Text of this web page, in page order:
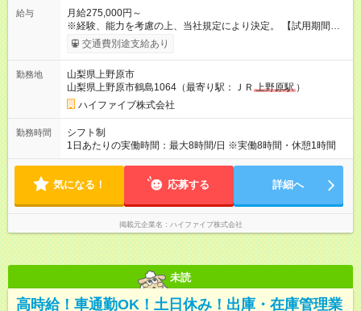
給与
月給275,000円～
※経験、能力を考慮の上、当社規定により決定。 【試用期間】
試用期間あり 試用期間の長さ：3ヶ月 雇用形態、給与は本採用
時と同じです。
交通費別途支給あり
勤務地
山梨県上野原市
山梨県上野原市鶴島1064（最寄り駅：ＪＲ 上野原駅 ）
ハイファイブ株式会社
勤務時間
シフト制
1日あたりの実働時間：最大8時間/日 ※実働8時間・休憩1時間
気になる！ 応募する 詳細へ
掲載元企業名 ハイファイブ株式会社
未読
高時給！車通勤OK！土日休み！出庫・在庫管理業